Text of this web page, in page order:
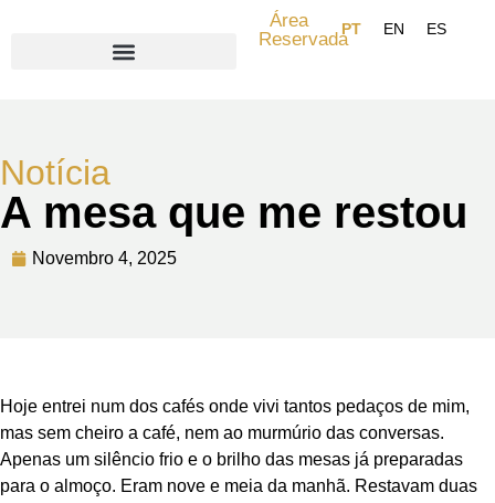
Área
Reservada
Notícia
A mesa que me restou
Novembro 4, 2025
Hoje entrei num dos cafés onde vivi tantos pedaços de mim,
mas sem cheiro a café, nem ao murmúrio das conversas.
Apenas um silêncio frio e o brilho das mesas já preparadas
para o almoço. Eram nove e meia da manhã. Restavam duas